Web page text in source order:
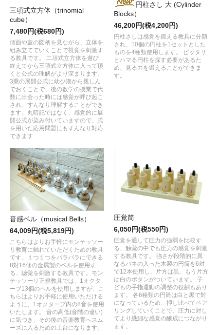
三項式立方体（trinomial
cube）
7,480円(税680円)
側面や蓋の図柄を見ながら、立体を
組み立てていくことで視覚を刺激す
る教具です。 二項式立方体を遊び
終えてから三項式立方体に入って頂
くと公式の理解がより深まります。
3乗の展開公式に幼少期から親しん
でおくことで、後の数学の授業で代
数に出会った時には感覚が呼び起こ
され、すんなり理解することができ
ます。丸暗記ではなく、感覚的に展
開公式が染み付いていますので、式
を用いた応用問題にもすんなり対応
できます
円柱さし 大 (Cylinder
Blocks）
46,200円(税4,200円)
円柱さしは感覚を鍛える教具に分類
され、10個の円柱を1セットとした
ものを4種類使用します。 ピッタリ
とハマる円柱を探す必要があるた
め、見る力を鍛えることができま
す。
音感ベル（musical Bells）
64,009円(税5,819円)
こちらはよりお手軽にモンテッソー
リ教育に触れていただくための教具
です。１つ１つをバラバラにできる
8対16個の金属製のベルを使用す
る、聴覚を刺激する教具です。モン
テッソーリ正規教具では、1オクタ
ーブ13個のベルを使用しますが、こ
ちらはよりお手軽に使用いただける
ように、1オクターブ内の8音を使用
いたします。 音の高低(音階の違い)
に気づき、その後の音楽教育へスム
ーズに入るための土台になります。
圧覚筒
6,050円(税550円)
圧覚を通して圧力の強弱を比較す
る、触覚の中でも圧力の感覚を刺激
する教具です。 強さが段階的に異
なるバネの入った木製の円筒を6対
で12本使用し、片方は黒、もう片方
は白のボタンがついています。 子
どもの手指運動の調整の役割もあり
ます。 各6種類の円筒は白と黒で対
になっているため、押し比べてペア
リングしていくことで、圧力に対し
てより繊細な感覚の醸成につながり
ます。